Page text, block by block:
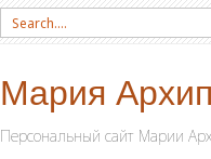
Search for:
Мария
Персональный сайт Марии